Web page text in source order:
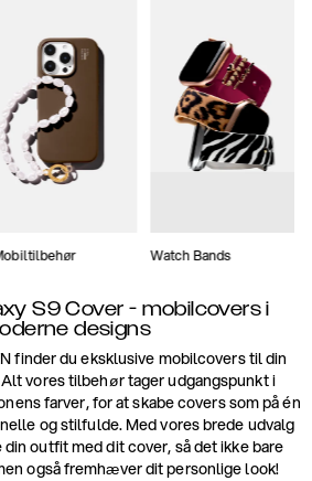
Watch Bands
S9 Cover - mobilcovers i
designs
finder du eksklusive mobilcovers til din
vores tilbehør tager udgangspunkt i
farver, for at skabe covers som på én
og stilfulde. Med vores brede udvalg
outfit med dit cover, så det ikke bare
også fremhæver dit personlige look!